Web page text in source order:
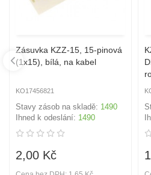
Zásuvka KZZ-15, 15-pinová
(1x15), bílá, na kabel
KO17456821
Stavy zásob na skladě: 1490
Ihned k odeslání: 1490
2,00 Kč